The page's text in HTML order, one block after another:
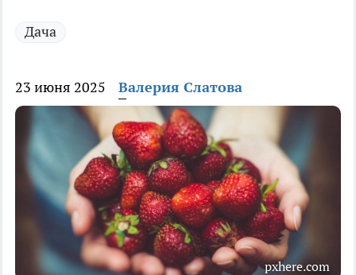
Дача
23 июня 2025 Валерия Слатова
pxhere.com